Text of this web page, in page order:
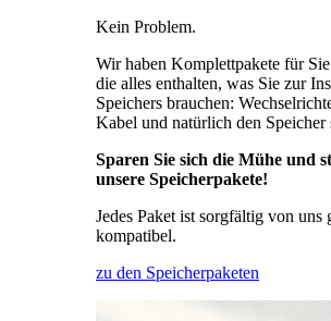
Kein Problem.
Wir haben Komplettpakete für
die alles enthalten, was Sie zur
Speichers brauchen:
Kabel und natürlich den Speicher
Sparen Sie sich die Mühe und
unsere Speicherpakete!
Jedes Paket ist sorgfältig von uns
kompatibel.
zu den Speicherpaketen